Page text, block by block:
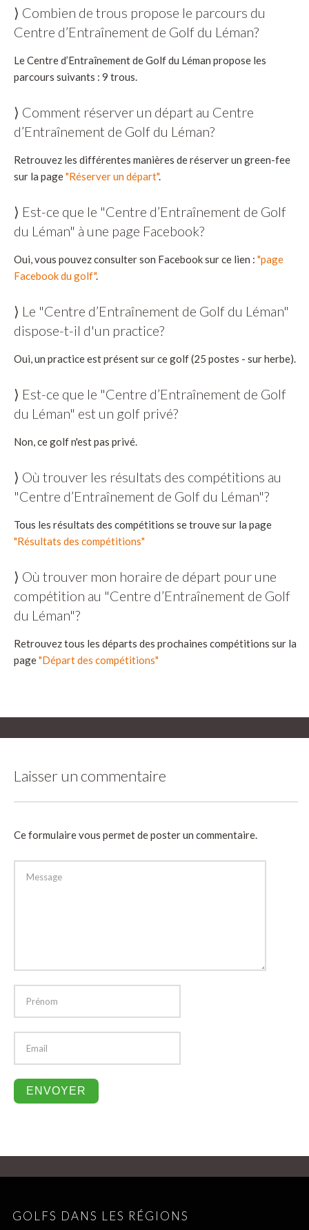
⟩ Combien de trous propose le parcours du
Centre d’Entraînement de Golf du Léman?
Le Centre d’Entraînement de Golf du Léman propose les
parcours suivants : 9 trous.
⟩ Comment réserver un départ au Centre
d’Entraînement de Golf du Léman?
Retrouvez les différentes manières de réserver un green-fee
sur la page"Réserver un départ".
⟩ Est-ce que le "Centre d’Entraînement de Golf
du Léman" à une page Facebook?
Oui, vous pouvez consulter son Facebook sur ce lien : "page
Facebook du golf".
⟩ Le "Centre d’Entraînement de Golf du Léman"
dispose-t-il d'un practice?
Oui, un practice est présent sur ce golf (25 postes - sur herbe).
⟩ Est-ce que le "Centre d’Entraînement de Golf
du Léman" est un golf privé?
Non, ce golf n'est pas privé.
⟩ Où trouver les résultats des compétitions au
"Centre d’Entraînement de Golf du Léman"?
Tous les résultats des compétitions se trouve sur la page
"Résultats des compétitions"
⟩ Où trouver mon horaire de départ pour une
compétition au "Centre d’Entraînement de Golf
du Léman"?
Retrouvez tous les départs des prochaines compétitions sur la
page"Départ des compétitions"
Laisser un commentaire
Ce formulaire vous permet de poster un commentaire.
GOLFS DANS LES RÉGIONS